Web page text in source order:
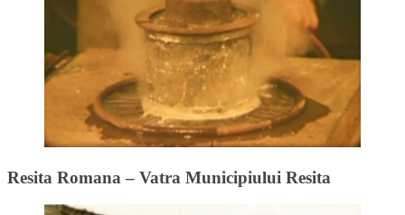
Resita Romana – Vatra Municipiului Resita